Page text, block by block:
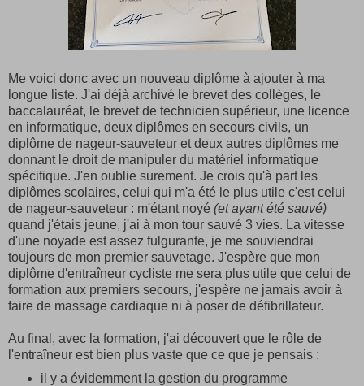
Me voici donc avec un nouveau diplôme à ajouter à ma
longue liste. J'ai déjà archivé le brevet des collèges, le
baccalauréat, le brevet de technicien supérieur, une licence
en informatique, deux diplômes en secours civils, un
diplôme de nageur-sauveteur et deux autres diplômes me
donnant le droit de manipuler du matériel informatique
spécifique. J'en oublie surement. Je crois qu'à part les
diplômes scolaires, celui qui m'a été le plus utile c'est celui
de nageur-sauveteur : m'étant noyé (et ayant été sauvé)
quand j'étais jeune, j'ai à mon tour sauvé 3 vies. La vitesse
d'une noyade est assez fulgurante, je me souviendrai
toujours de mon premier sauvetage. J'espère que mon
diplôme d'entraîneur cycliste me sera plus utile que celui de
formation aux premiers secours, j'espère ne jamais avoir à
faire de massage cardiaque ni à poser de défibrillateur.
Au final, avec la formation, j'ai découvert que le rôle de
l'entraîneur est bien plus vaste que ce que je pensais :
il y a évidemment la gestion du programme